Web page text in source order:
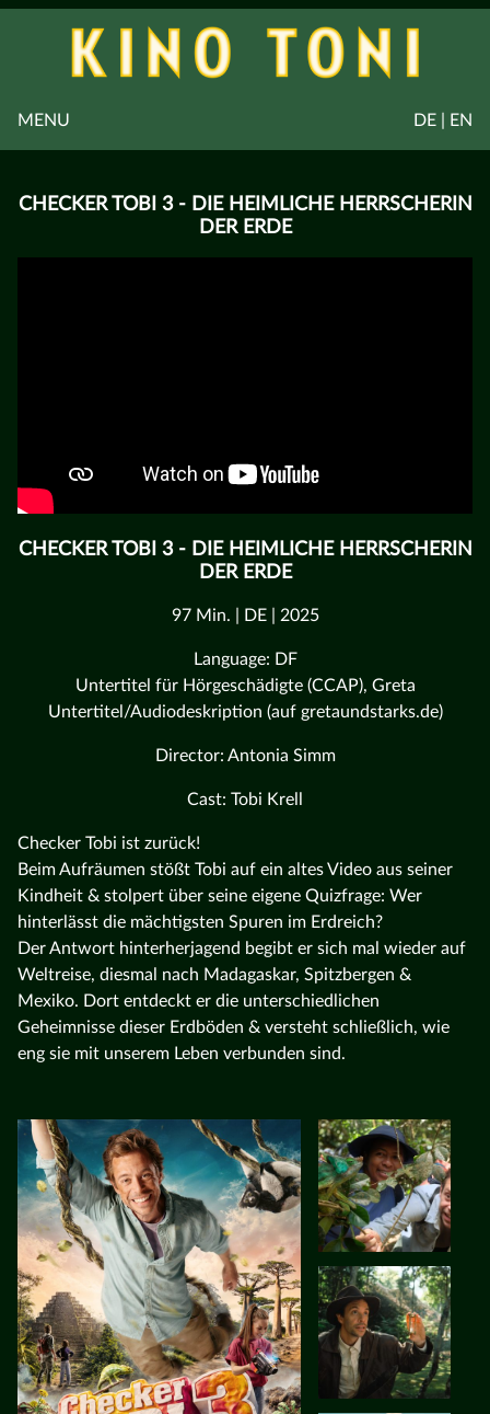
DE | EN
MENU
CHECKER TOBI 3 - DIE HEIMLICHE HERRSCHERIN
DER ERDE
CHECKER TOBI 3 - DIE HEIMLICHE HERRSCHERIN
DER ERDE
97 Min. | DE | 2025
Language: DF
Untertitel für Hörgeschädigte (CCAP), Greta
Untertitel/Audiodeskription (auf gretaundstarks.de)
Director: Antonia Simm
Cast: Tobi Krell
Checker Tobi ist zurück!
Beim Aufräumen stößt Tobi auf ein altes Video aus seiner
Kindheit & stolpert über seine eigene Quizfrage: Wer
hinterlässt die mächtigsten Spuren im Erdreich?
Der Antwort hinterherjagend begibt er sich mal wieder auf
Weltreise, diesmal nach Madagaskar, Spitzbergen &
Mexiko. Dort entdeckt er die unterschiedlichen
Geheimnisse dieser Erdböden & versteht schließlich, wie
eng sie mit unserem Leben verbunden sind.